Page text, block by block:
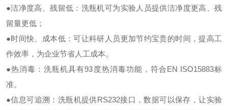
●洁净度高、残留低：洗瓶机可为实验人员提供洁净度更高、残
留量更低；
●时间快、成本低：可让科研人员更加节约宝贵的时间，提高工
作效率，为企业节省人工成本。
●热消毒：洗瓶机具有93度热消毒功能，符合EN ISO15883标
准。
●信息可追溯：洗瓶机提供RS232接口，数据可以保存，让实验